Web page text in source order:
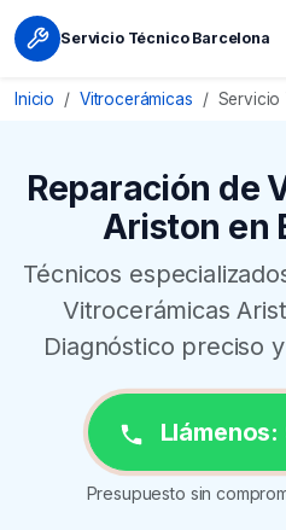
Servicio Técnico Barcelona
Inicio Vitrocerámicas Servicio
Reparación de
Ariston en
Técnicos
Vitrocerámicas
Diagnóstico preciso
Llámenos:
Presupuesto sin